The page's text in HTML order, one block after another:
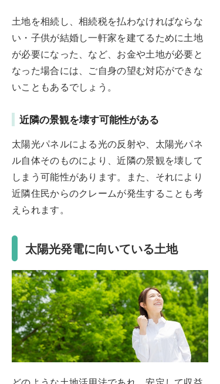
土地を相続し、相続税を払わなければならな
い・子供が結婚し一軒家を建てるために土地
が必要になった、など、お金や土地が必要と
なった場合には、ご自身の望む対応ができな
いこともあるでしょう。
近隣の景観を壊す可能性がある
太陽光パネルによる光の反射や、太陽光パネ
ル自体そのものにより、近隣の景観を壊して
しまう可能性があります。また、それにより
近隣住民からのクレームが発生することも考
えられます。
太陽光発電に向いている土地